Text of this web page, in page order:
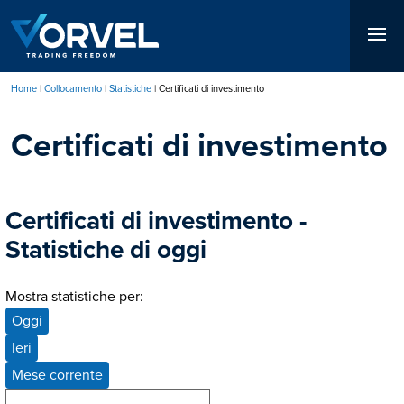
contenuto
principale
di
Home Collocamento Statistiche Certificati di investimento
Certificati di investimento
Certificati di investimento -
Statistiche di oggi
Mostra statistiche per:
Oggi
Ieri
Mese corrente